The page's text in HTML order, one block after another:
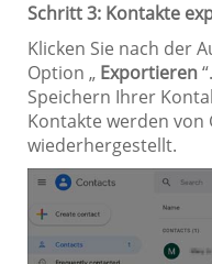
Schritt 3: Kontakte
Klicken Sie nach der
Option „ Exportieren
Speichern Ihrer
Kontakte werden von
wiederhergestellt.